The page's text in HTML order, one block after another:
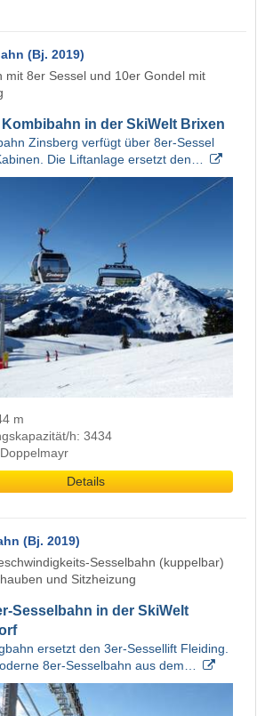
(Bj. 2019)
mit 8er Sessel und 10er Gondel mit
Kombibahn in der SkiWelt Brixen
Zinsberg verfügt über 8er-Sessel
Die Liftanlage ersetzt den…
m
h: 3434
Details
(Bj. 2019)
Sesselbahn (kuppelbar)
und Sitzheizung
Sesselbahn in der SkiWelt
ersetzt den 3er-Sessellift Fleiding.
8er-Sesselbahn aus dem…